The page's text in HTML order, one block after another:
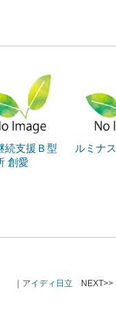
続支援Ｂ型
創愛
ルミナス
｜ アイディ日立 NEXT>>